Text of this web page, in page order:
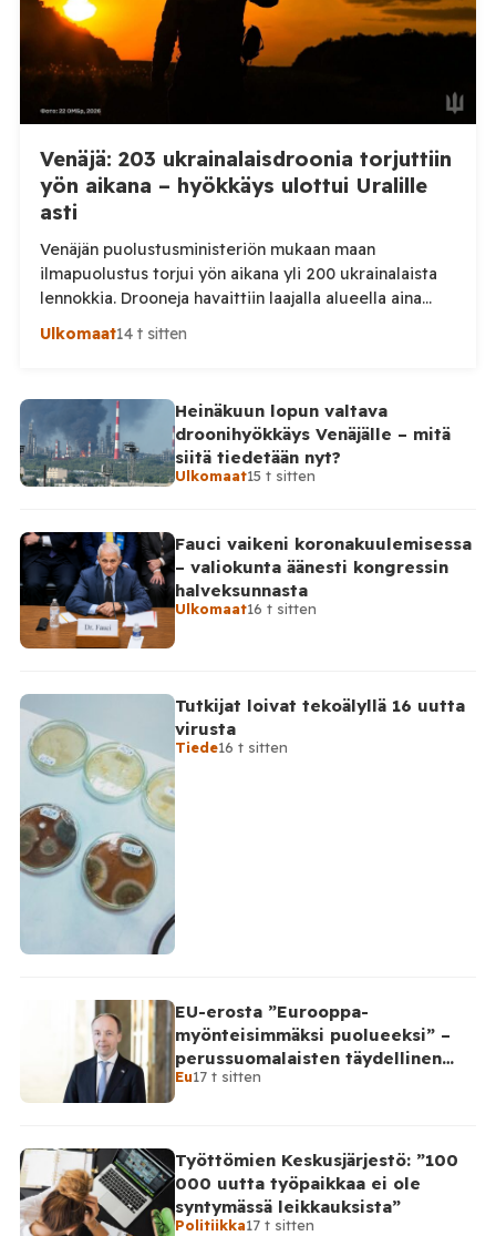
Venäjä: 203 ukrainalaisdroonia torjuttiin
yön aikana – hyökkäys ulottui Uralille
asti
Venäjän puolustusministeriön mukaan maan
ilmapuolustus torjui yön aikana yli 200 ukrainalaista
lennokkia. Drooneja havaittiin laajalla alueella aina
Uralille asti. Venäjän puolustusministeriön virallisen
miehittämätöntä ilma-alusta torstai-illan 6. elokuuta
ja perjantaiaamun 7. elokuuta välisenä aikana.
Ministeriön ilmoitus koskee aikaväliä kello 20–08
Moskovan aikaa. Ministeriön mukaan drooneja
torjuttiin […]
Ulkomaat14 t sitten
Heinäkuun lopun valtava
droonihyökkäys Venäjälle – mitä
siitä tiedetään nyt?
Ulkomaat15 t sitten
Fauci vaikeni koronakuulemisessa
– valiokunta äänesti kongressin
halveksunnasta
Ulkomaat16 t sitten
Tutkijat loivat tekoälyllä 16 uutta
virusta
Tiede16 t sitten
EU-erosta ”Eurooppa-
myönteisimmäksi puolueeksi” –
perussuomalaisten täydellinen
takinkääntö
Eu17 t sitten
Työttömien Keskusjärjestö: ”100
000 uutta työpaikkaa ei ole
syntymässä leikkauksista”
Politiikka17 t sitten